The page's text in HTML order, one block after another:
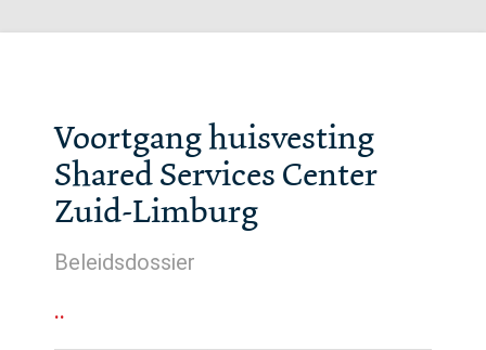
Voortgang huisvesting
Shared Services Center
Zuid-Limburg
Beleidsdossier
..